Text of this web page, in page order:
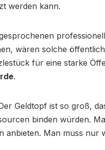
werden kann.
wären solche
für eine starke
.
Geldtopf ist so groß,
binden würden.
anbieten. Man muss nur